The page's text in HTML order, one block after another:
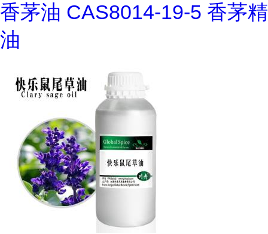
香茅油 CAS8014-19-5 香茅精
油